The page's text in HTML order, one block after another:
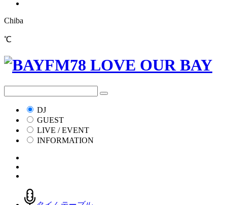
Chiba
℃
DJ
GUEST
LIVE / EVENT
INFORMATION